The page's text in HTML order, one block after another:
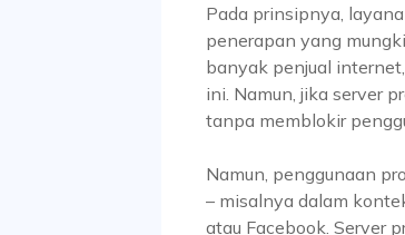
Pada prinsipnya,
penerapan yang
banyak penjual
ini. Namun, jika server
tanpa memblokir
Namun, penggunaan
– misalnya dalam
atau Facebook. Server